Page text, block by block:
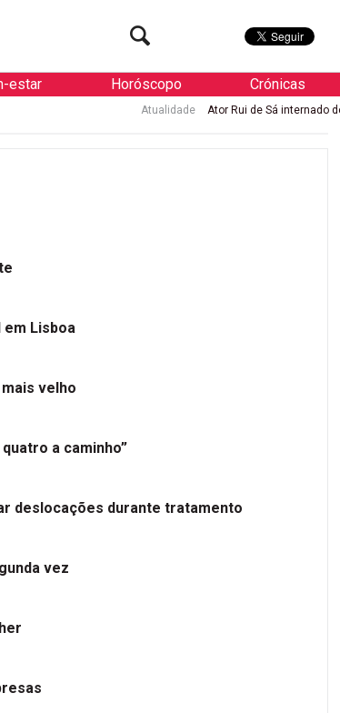
estar Horóscopo Crónicas
Atualidade Ator Rui de Sá internado de
em Lisboa
velho
a caminho”
deslocações durante tratamento
vez